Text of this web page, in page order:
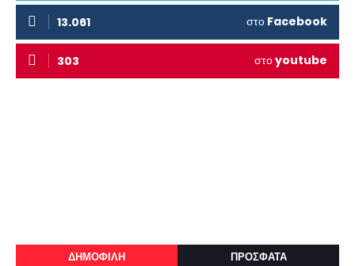
13.061 στο Facebook
303 στοyoutube
ΔΗΜΟΦΙΛΗ ΠΡΟΣΦΑΤΑ